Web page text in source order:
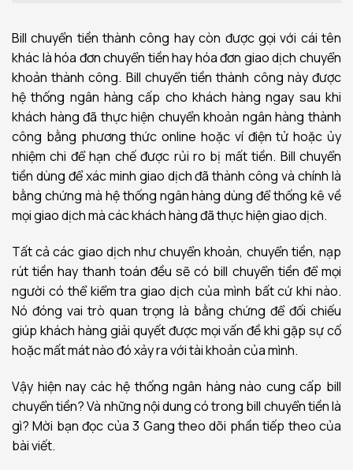
Bill chuyển tiền thành công hay còn được gọi với cái tên
khác là hóa đơn chuyển tiền hay hóa đơn giao dịch chuyển
khoản thành công. Bill chuyển tiền thành công này được
hệ thống ngân hàng cấp cho khách hàng ngay sau khi
khách hàng đã thực hiện chuyển khoản ngân hàng thành
công bằng phương thức online hoặc ví điện tử hoặc ủy
nhiệm chi để hạn chế được rủi ro bị mất tiền. Bill chuyển
tiền dùng để xác minh giao dịch đã thành công và chính là
bằng chứng mà hệ thống ngân hàng dùng để thống kê về
mọi giao dịch mà các khách hàng đã thực hiện giao dịch.
Tất cả các giao dịch như chuyển khoản, chuyển tiền, nạp
rút tiền hay thanh toán đều sẽ có bill chuyển tiền để mọi
người có thể kiểm tra giao dịch của mình bất cứ khi nào.
Nó đóng vai trò quan trọng là bằng chứng để đối chiếu
giúp khách hàng giải quyết được mọi vấn đề khi gặp sự cố
hoặc mất mát nào đó xảy ra với tài khoản của mình.
Vậy hiện nay các hệ thống ngân hàng nào cung cấp bill
chuyển tiền? Và những nội dung có trong bill chuyển tiền là
gì? Mời bạn đọc của 3 Gang theo dõi phần tiếp theo của
bài viết.